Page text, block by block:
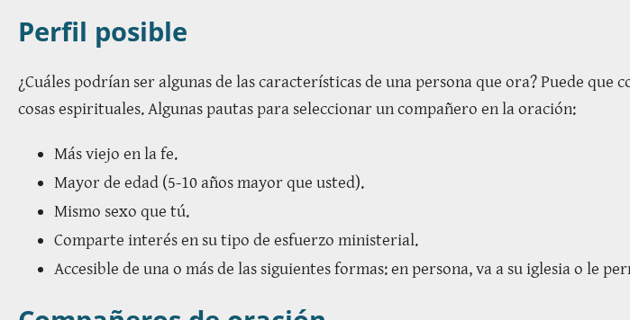
Perfil posible
¿Cuáles podrían ser algunas de las características de una persona que ora? Puede
cosas espirituales. Algunas pautas para seleccionar un compañero en la oración:
Más viejo en la fe.
Mayor de edad (5-10 años mayor que usted).
Mismo sexo que tú.
Comparte interés en su tipo de esfuerzo ministerial.
Accesible de una o más de las siguientes formas: en persona, va a su iglesia o le